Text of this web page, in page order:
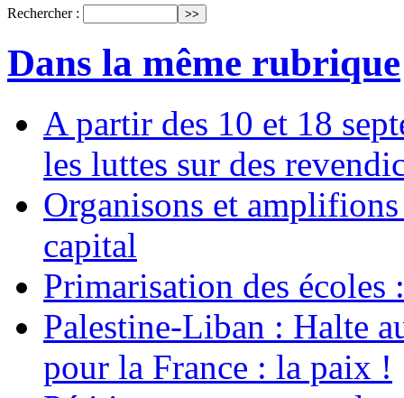
Rechercher :
Dans la même rubrique
A partir des 10 et 18
les luttes sur des
Organisons et
capital
Primarisation des
Palestine-Liban : Halte
pour la France : la paix !